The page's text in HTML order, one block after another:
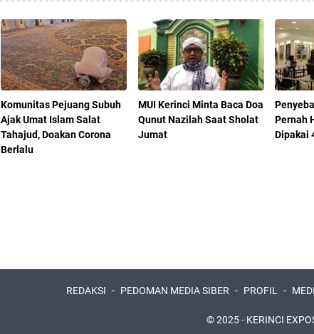
Komunitas Pejuang Subuh
Ajak Umat Islam Salat
Tahajud, Doakan Corona
Berlalu
MUI Kerinci Minta Baca Doa
Qunut Nazilah Saat Sholat
Jumat
Pernah
Dipakai
REDAKSI PEDOMAN MEDIA SIBER PROFIL
© 2025 - KERINCI